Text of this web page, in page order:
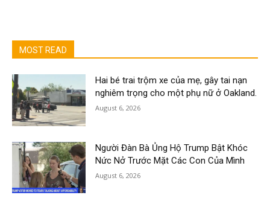
MOST READ
Hai bé trai trộm xe của mẹ, gây tai nạn
nghiêm trọng cho một phụ nữ ở Oakland.
August 6, 2026
Người Đàn Bà Ủng Hộ Trump Bật Khóc
Nức Nở Trước Mặt Các Con Của Mình
August 6, 2026